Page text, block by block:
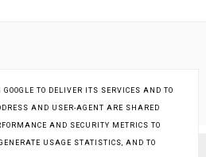
TO DELIVER ITS SERVICES AND TO
AND USER-AGENT ARE SHARED
AND SECURITY METRICS TO
USAGE STATISTICS, AND TO